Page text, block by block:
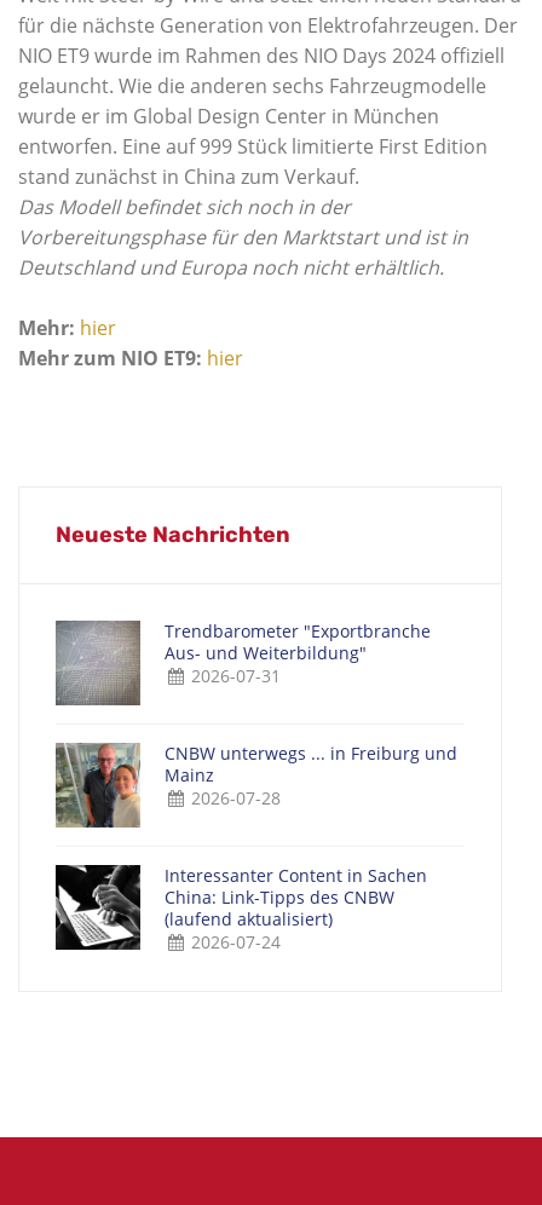
für die nächste Generation von Elektrofahrzeugen. Der
NIO ET9 wurde im Rahmen des NIO Days 2024 offiziell
gelauncht. Wie die anderen sechs Fahrzeugmodelle
wurde er im Global Design Center in München
entworfen. Eine auf 999 Stück limitierte First Edition
stand zunächst in China zum Verkauf.
Das Modell befindet sich noch in der
Vorbereitungsphase für den Marktstart und ist in
Deutschland und Europa noch nicht erhältlich.
Mehr: hier
Mehr zum NIO ET9: hier
Neueste Nachrichten
Trendbarometer "Exportbranche
Aus- und Weiterbildung"
2026-07-31
CNBW unterwegs ... in Freiburg und
Mainz
2026-07-28
Interessanter Content in Sachen
China: Link-Tipps des CNBW
(laufend aktualisiert)
2026-07-24